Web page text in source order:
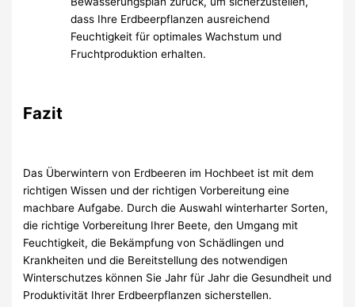
dass Ihre Erdbeerpflanzen ausreichend
Feuchtigkeit für optimales Wachstum und
Fruchtproduktion erhalten.
Fazit
Das Überwintern von Erdbeeren im Hochbeet ist mit dem
richtigen Wissen und der richtigen Vorbereitung eine
machbare Aufgabe. Durch die Auswahl winterharter Sorten,
die richtige Vorbereitung Ihrer Beete, den Umgang mit
Feuchtigkeit, die Bekämpfung von Schädlingen und
Krankheiten und die Bereitstellung des notwendigen
Winterschutzes können Sie Jahr für Jahr die Gesundheit und
Produktivität Ihrer Erdbeerpflanzen sicherstellen.